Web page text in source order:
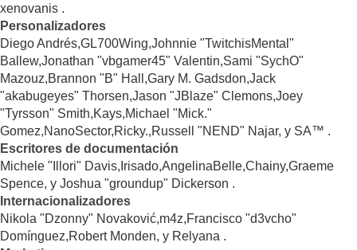
xenovanis .
Personalizadores
Diego Andrés,GL700Wing,Johnnie "TwitchisMental"
Ballew,Jonathan "vbgamer45" Valentin,Sami "SychO"
Mazouz,Brannon "B" Hall,Gary M. Gadsdon,Jack
"akabugeyes" Thorsen,Jason "JBlaze" Clemons,Joey
"Tyrsson" Smith,Kays,Michael "Mick."
Gomez,NanoSector,Ricky.,Russell "NEND" Najar, y SA™ .
Escritores de documentación
Michele "Illori" Davis,Irisado,AngelinaBelle,Chainy,Graeme
Spence, y Joshua "groundup" Dickerson .
Internacionalizadores
Nikola "Dzonny" Novaković,m4z,Francisco "d3vcho"
Domínguez,Robert Monden, y Relyana .